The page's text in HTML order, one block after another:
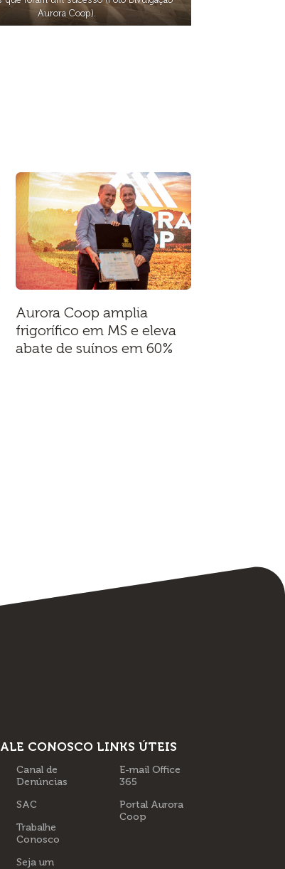
Aurora Coop).
Aurora Coop amplia
frigorífico em MS e eleva
abate de suínos em 60%
CONOSCO
Canal de
Denúncias
SAC
Trabalhe
Conosco
Seja um
LINKS ÚTEIS
E-mail Office
365
Portal Aurora
Coop